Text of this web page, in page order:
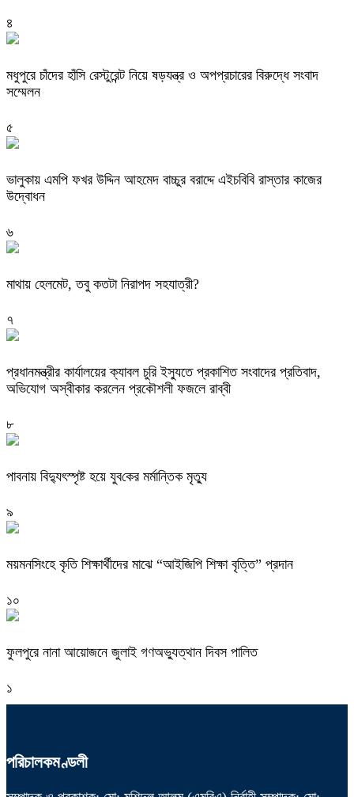
৪
মধুপুরে চাঁদের হাঁসি রেস্টুরেন্ট নিয়ে ষড়যন্ত্র ও অপপ্রচারের বিরুদ্ধে সংবাদ
সম্মেলন
৫
ভালুকায় এমপি ফখর উদ্দিন আহমেদ বাচ্চুর বরাদ্দে এইচবিবি রাস্তার কাজের
উদ্বোধন
৬
মাথায় হেলমেট, তবু কতটা নিরাপদ সহযাত্রী?
৭
প্রধানমন্ত্রীর কার্যালয়ের ক্যাবল চুরি ইস্যুতে প্রকাশিত সংবাদের প্রতিবাদ,
অভিযোগ অস্বীকার করলেন প্রকৌশলী ফজলে রাব্বী
৮
পাবনায় বিদ্যুৎস্পৃষ্ট হয়ে যুব‌কের মর্মান্তিক মৃত্যু
৯
ময়মনসিংহে কৃতি শিক্ষার্থীদের মাঝে “আইজিপি শিক্ষা বৃত্তি” প্রদান
১০
ফুলপুরে নানা আয়োজনে জুলাই গণঅভ্যুত্থান দিবস পালিত
১
পরিচালকমণ্ডলী